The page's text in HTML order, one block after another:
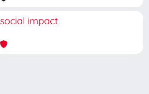
social impact